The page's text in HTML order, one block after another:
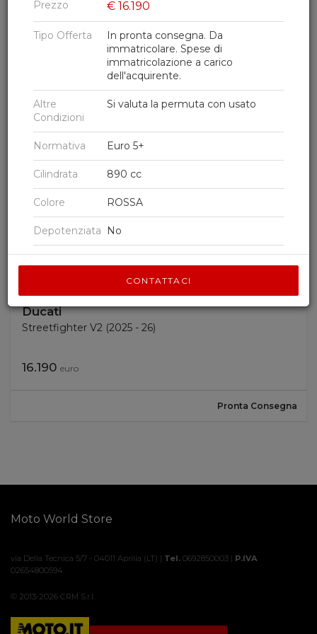
Ordina per DATA DECRESCENTE
7
Ducati
Streetfighter V2 (2025 - 26)
16.190 euro
Pronta Consegna
Moto World Store
via Della Tecnica 5/7 - 04011 Aprilia (LT) | Tel. 0692850003 | P.IVA
02654800594
© 2013-2026 CRM S.r.l.
Prezzo € 16.190
Tipo Offerta
In pronta consegna. Da
immatricolare. Spese di
immatricolazione a carico
dell'acquirente.
Altre
Condizioni
Si valuta la permuta con usato
Normativa Euro 5+
Cilindrata 890 cc
Colore ROSSA
Depotenziata No
Solo uso Pista No
Special
CONTATTACI